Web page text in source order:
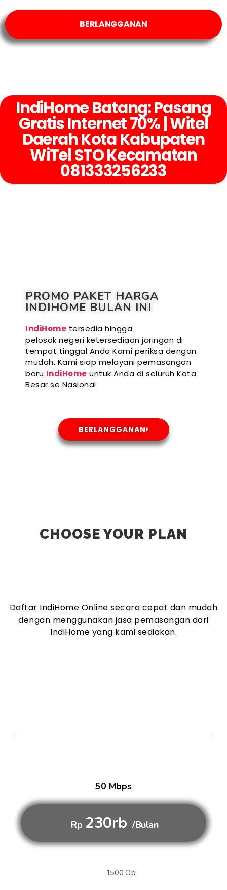
BERLANGGANAN
IndiHome Batang: Pasang
Gratis Internet 70% | Witel
Daerah Kota Kabupaten
WiTel STO Kecamatan
081333256233
PROMO PAKET HARGA
INDIHOME BULAN INI
IndiHome tersedia hingga
pelosok negeri ketersediaan jaringan di
tempat tinggal Anda Kami periksa dengan
mudah, Kami siap melayani pemasangan
baru IndiHome untuk Anda di seluruh Kota
Besar se Nasional
BERLANGGANAN
CHOOSE YOUR PLAN
Daftar IndiHome Online secara cepat dan mudah
dengan menggunakan jasa pemasangan dari
IndiHome yang kami sediakan.
50 Mbps
Rp 230rb /Bulan
1500 Gb